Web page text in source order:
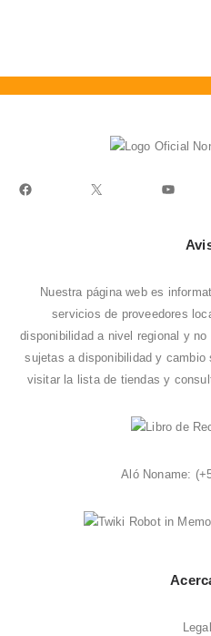
Facebook X YouTube
Nuestra página web es
servicios de proveedores
disponibilidad a nivel regional y
sujetas a disponibilidad y
visitar la lista de tiendas y
Aló Noname: